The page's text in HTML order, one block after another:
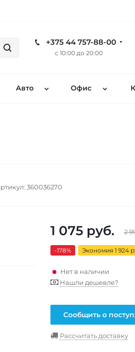
+375 44 757-88-00
с 10:00 до 20:00
Авто Офис
360036270
1 075 руб. 2
-178% Экономия 1 924
Нет в наличии
Нашли дешевле?
Сообщить о
Рассчитать доставку